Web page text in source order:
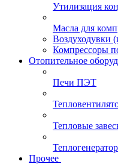
Утилизация
Масла для
Воздуходувки
Компрессоры
Отопительное
Печи ПЭТ
Тепловые
Прочее